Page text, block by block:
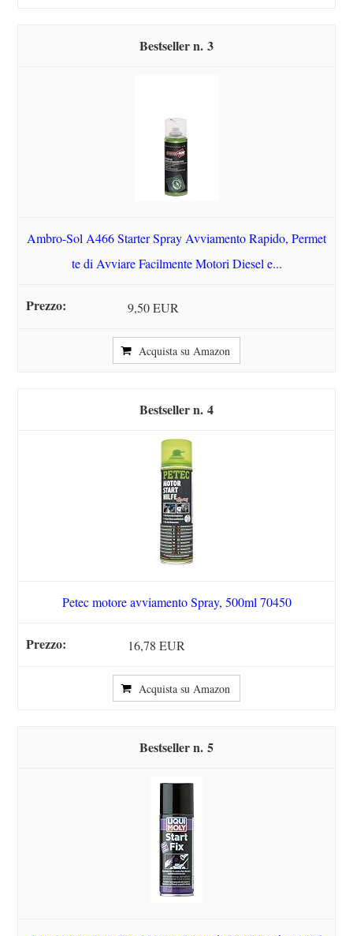
3
Ambro-Sol A466 Starter Spray Avviamento Rapido, Permet
te di Avviare Facilmente Motori Diesel e...
9,50 EUR
Acquista su Amazon
4
Petec motore avviamento Spray, 500ml 70450
16,78 EUR
Acquista su Amazon
5